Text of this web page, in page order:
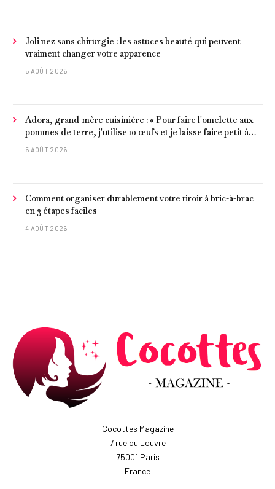
Joli nez sans chirurgie : les astuces beauté qui peuvent
vraiment changer votre apparence
5 AOÛT 2026
Adora, grand-mère cuisinière : « Pour faire l'omelette aux
pommes de terre, j'utilise 10 œufs et je laisse faire petit à
petit »
5 AOÛT 2026
Comment organiser durablement votre tiroir à bric-à-brac
en 3 étapes faciles
4 AOÛT 2026
Cocottes Magazine
7 rue du Louvre
75001 Paris
France